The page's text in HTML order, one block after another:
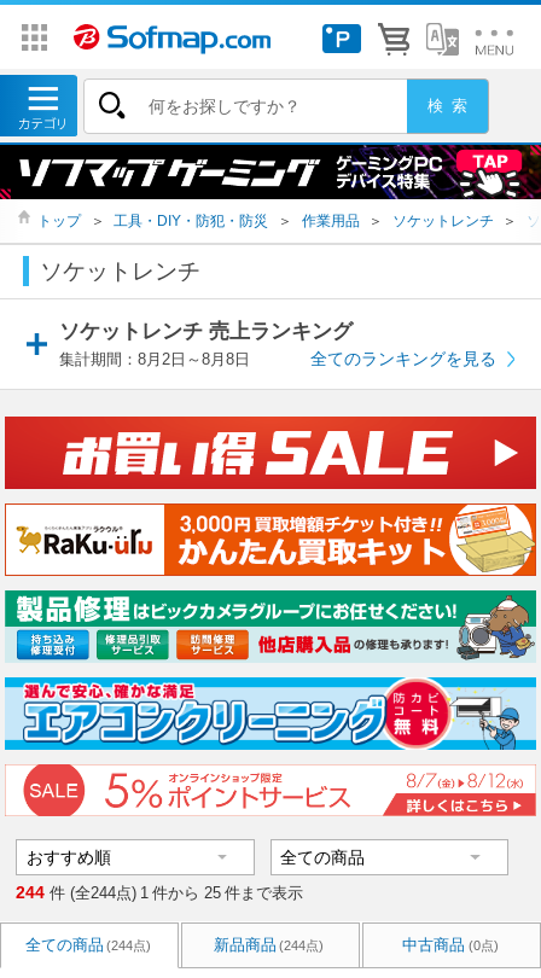
トップ ＞ 工具・DIY・防犯・防災 ＞ 作業用品 ＞ ソケットレンチ ＞
ソケットレンチ
ソケットレンチ 売上ランキング
集計期間：8月2日～8月8日 全てのランキングを見る
244 件 (全244点) 1 件から 25 件まで表示
全ての商品 (244点) 新品商品 (244点) 中古商品 (0点)